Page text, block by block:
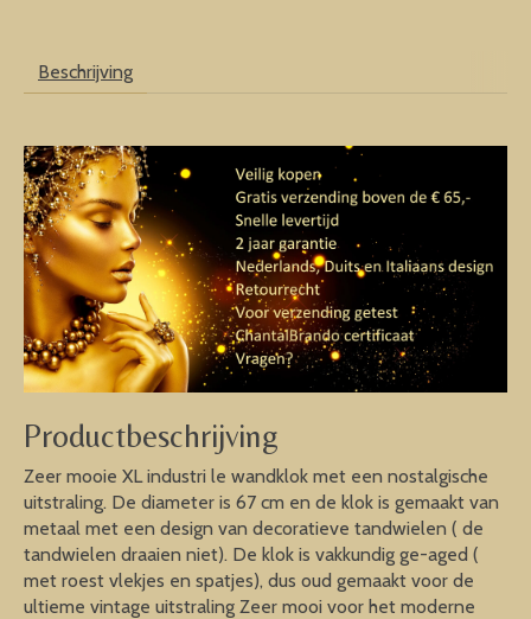
Beschrijving
Productbeschrijving
Zeer mooie XL industri le wandklok met een nostalgische
uitstraling. De diameter is 67 cm en de klok is gemaakt van
metaal met een design van decoratieve tandwielen ( de
tandwielen draaien niet). De klok is vakkundig ge-aged (
met roest vlekjes en spatjes), dus oud gemaakt voor de
ultieme vintage uitstraling Zeer mooi voor het moderne